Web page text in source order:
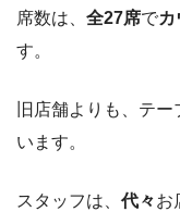
席数は、 全27席で
す。
旧店舗よりも、テー
います。
スタッフは、 代々お